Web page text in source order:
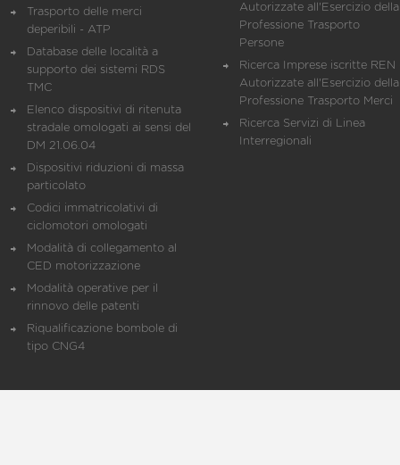
Trasporto delle merci
deperibili - ATP
Database delle località a
supporto dei sistemi RDS
TMC
Elenco dispositivi di ritenuta
stradale omologati ai sensi del
DM 21.06.04
Dispositivi riduzioni di massa
particolato
Codici immatricolativi di
ciclomotori omologati
Modalità di collegamento al
CED motorizzazione
Modalità operative per il
rinnovo delle patenti
Riqualificazione bombole di
tipo CNG4
Autorizzate all'Esercizio della
Professione Trasporto
Persone
Ricerca Imprese iscritte REN
Autorizzate all'Esercizio della
Professione Trasporto Merci
Ricerca Servizi di Linea
Interregionali